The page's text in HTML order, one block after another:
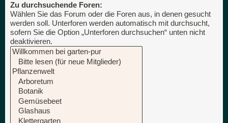
Zu durchsuchende Foren:
Wählen Sie das Forum oder die Foren aus, in denen gesucht
werden soll. Unterforen werden automatisch mit durchsucht,
sofern Sie die Option „Unterforen durchsuchen“ unten nicht
deaktivieren.